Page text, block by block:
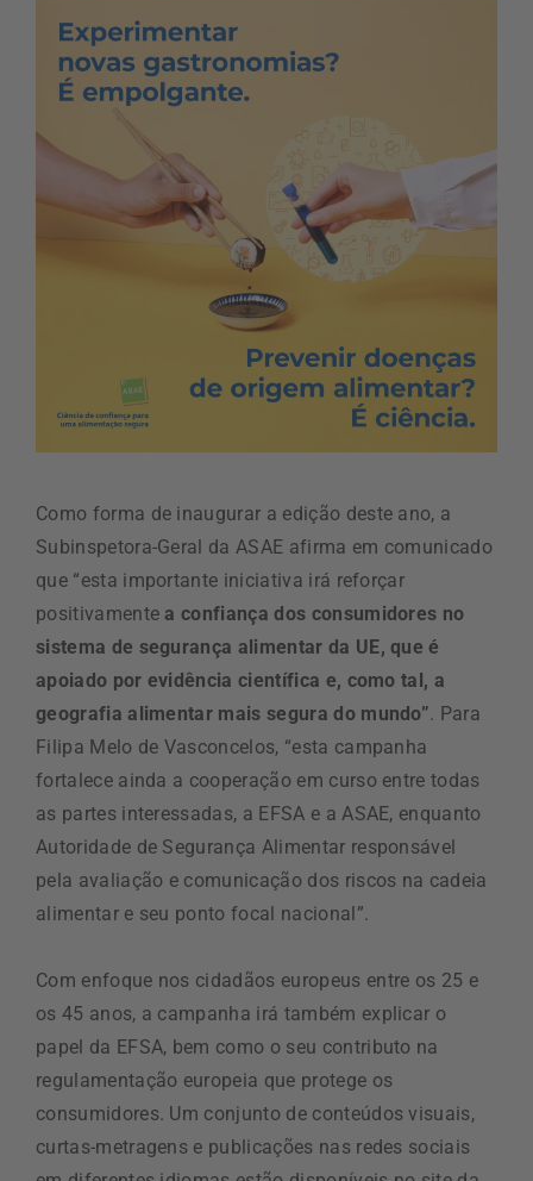
Como forma de inaugurar a edição deste ano, a
Subinspetora-Geral da ASAE afirma em comunicado
que “esta importante iniciativa irá reforçar
positivamentea confiança dos consumidores no
sistema de segurança alimentar da UE, que é
apoiado por evidência científica e, como tal, a
geografia alimentar mais segura do mundo”. Para
Filipa Melo de Vasconcelos, “esta campanha
fortalece ainda a cooperação em curso entre todas
as partes interessadas, a EFSA e a ASAE, enquanto
Autoridade de Segurança Alimentar responsável
pela avaliação e comunicação dos riscos na cadeia
alimentar e seu ponto focal nacional”.
Com enfoque nos cidadãos europeus entre os 25 e
os 45 anos, a campanha irá também explicar o
papel da EFSA, bem como o seu contributo na
regulamentação europeia que protege os
consumidores. Um conjunto de conteúdos visuais,
curtas-metragens e publicações nas redes sociais